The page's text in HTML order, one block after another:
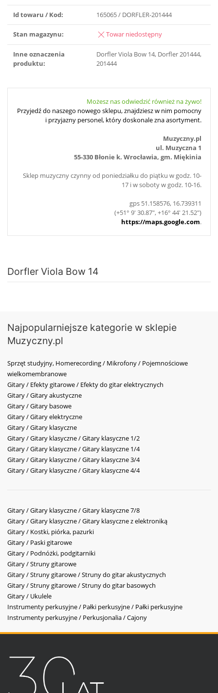
Id towaru / Kod: 165065 / DORFLER-201444
Stan magazynu: Towar niedostępny
Inne oznaczenia
produktu:
Dorfler Viola Bow 14, Dorfler 201444,
201444
Możesz nas odwiedzić również na żywo!
Przyjedź do naszego nowego sklepu, znajdziesz w nim pomocny
i przyjazny personel, który doskonale zna asortyment.
Muzyczny.pl
ul. Muzyczna 1
55-330 Błonie k. Wrocławia, gm. Miękinia
Sklep muzyczny czynny od poniedziałku do piątku w godz. 10-
17 i w soboty w godz. 10-16.
gps 51.158576, 16.739311
(+51° 9' 30.87", +16° 44' 21.52")
https://maps.google.com.
Dorfler Viola Bow 14
Najpopularniejsze kategorie w sklepie
Muzyczny.pl
Sprzęt studyjny, Homerecording / Mikrofony / Pojemnościowe
wielkomembranowe
Gitary / Efekty gitarowe / Efekty do gitar elektrycznych
Gitary / Gitary akustyczne
Gitary / Gitary basowe
Gitary / Gitary elektryczne
Gitary / Gitary klasyczne
Gitary / Gitary klasyczne / Gitary klasyczne 1/2
Gitary / Gitary klasyczne / Gitary klasyczne 1/4
Gitary / Gitary klasyczne / Gitary klasyczne 3/4
Gitary / Gitary klasyczne / Gitary klasyczne 4/4
Gitary / Gitary klasyczne / Gitary klasyczne 7/8
Gitary / Gitary klasyczne / Gitary klasyczne z elektroniką
Gitary / Kostki, piórka, pazurki
Gitary / Paski gitarowe
Gitary / Podnóżki, podgitarniki
Gitary / Struny gitarowe
Gitary / Struny gitarowe / Struny do gitar akustycznych
Gitary / Struny gitarowe / Struny do gitar basowych
Gitary / Ukulele
Instrumenty perkusyjne / Pałki perkusyjne / Pałki perkusyjne
Instrumenty perkusyjne / Perkusjonalia / Cajony